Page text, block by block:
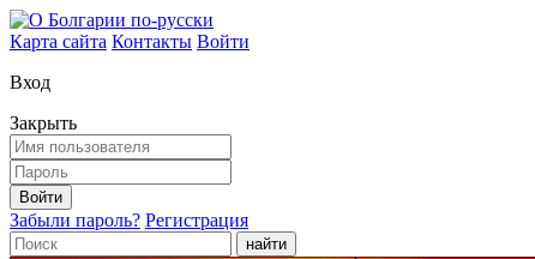
Карта сайта Контакты Войти
Вход
Закрыть
Войти
Забыли пароль? Регистрация
найти